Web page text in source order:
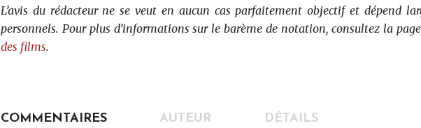
L’avis du rédacteur ne se veut en aucun cas parfaitement objectif et dépend
personnels. Pour plus d’informations sur le barème de notation, consultez la
des films.
COMMENTAIRES AUTEUR DÉTAILS